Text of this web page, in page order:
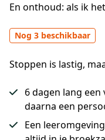
En onthoud: als ik
Nog 3 beschikbaar
Stoppen is lastig,
6 dagen lang
daarna een
Een